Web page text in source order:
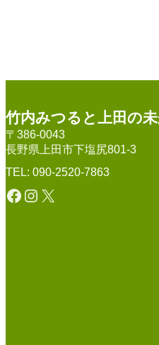
竹内みつると上田の
〒386-0043
長野県上田市下塩尻801-3
TEL: 090-2520-7863
Facebook Instagram X